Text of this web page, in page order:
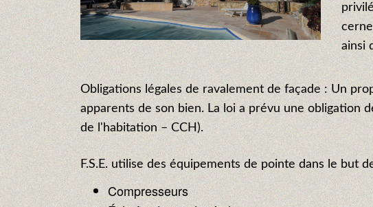
ainsi
Obligations légales de ravalement de façade : Un
apparents de son bien. La loi a prévu une obligation
de l'habitation – CCH).
F.S.E. utilise des équipements de pointe dans le but
Compresseurs